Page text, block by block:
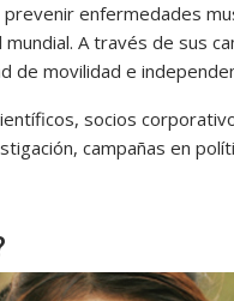
enfermedades
A través de sus
de movilidad e
socios
campañas en